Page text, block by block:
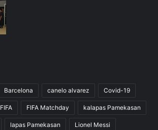
Barcelona canelo alvarez Covid-19
FIFA FIFA Matchday kalapas Pamekasan
lapas Pamekasan Lionel Messi